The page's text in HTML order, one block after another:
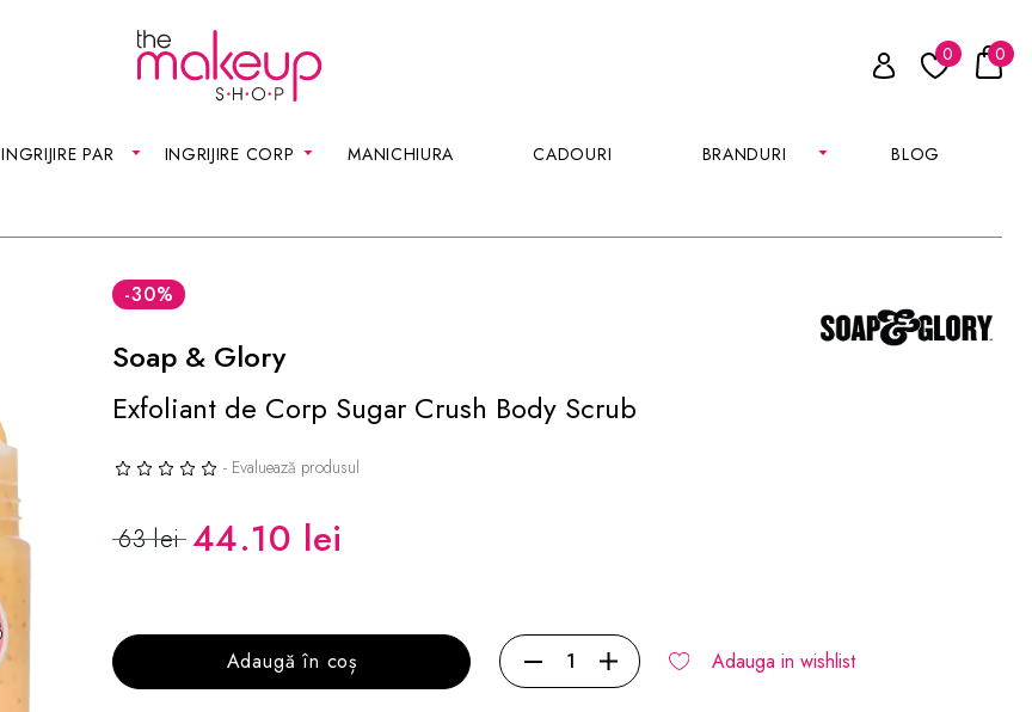
0 0
INGRIJIRE PAR INGRIJIRE CORP MANICHIURA CADOURI BRANDURI BLOG
-30%
Soap & Glory
Exfoliant de Corp Sugar Crush Body Scrub
- Evaluează produsul
63 lei 44.10 lei
Adaugă în coș Adauga in wishlist